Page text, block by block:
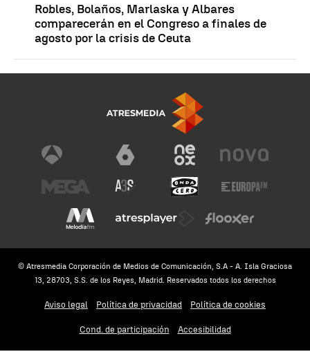
Robles, Bolaños, Marlaska y Albares
comparecerán en el Congreso a finales de
agosto por la crisis de Ceuta
© Atresmedia Corporación de Medios de Comunicación, S.A - A. Isla Graciosa
13, 28703, S.S. de los Reyes, Madrid. Reservados todos los derechos
Aviso legal Política de privacidad Política de cookies
Cond. de participación Accesibilidad